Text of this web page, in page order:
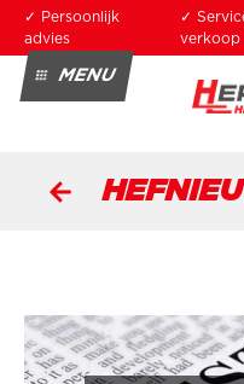
Overslaan en naar de inhoud gaan
✓ Persoonlijk
advies
✓
verkoop
KOPEN
MENU